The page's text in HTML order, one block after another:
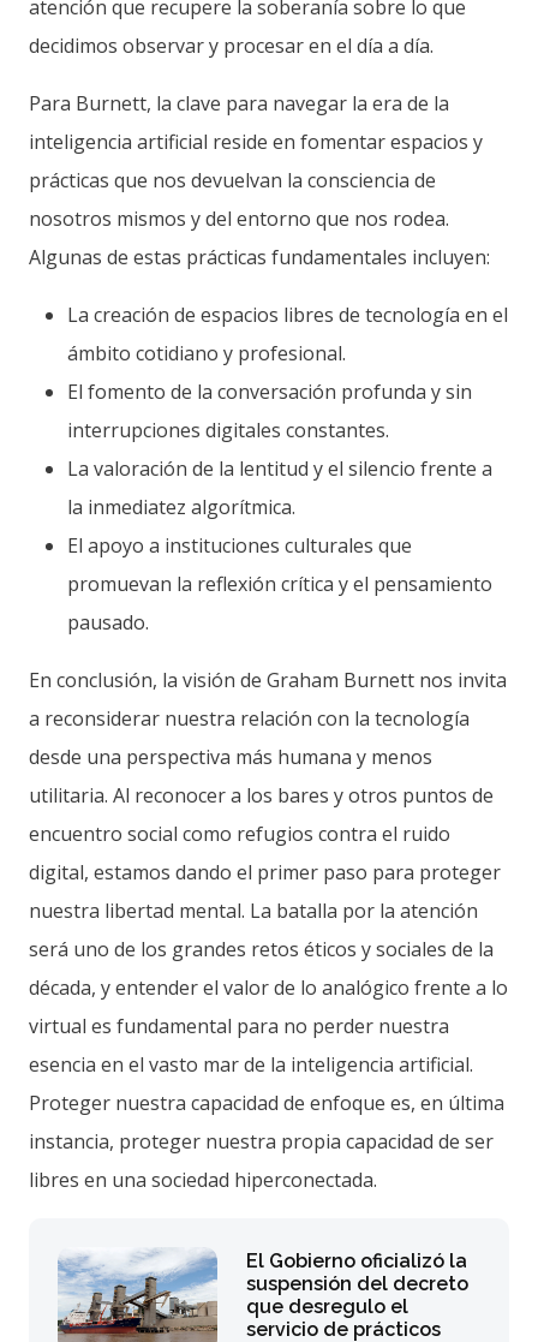
atención que recupere la soberanía sobre lo que
decidimos observar y procesar en el día a día.
Para Burnett, la clave para navegar la era de la
inteligencia artificial reside en fomentar espacios y
prácticas que nos devuelvan la consciencia de
nosotros mismos y del entorno que nos rodea.
Algunas de estas prácticas fundamentales incluyen:
La creación de espacios libres de tecnología en el
ámbito cotidiano y profesional.
El fomento de la conversación profunda y sin
interrupciones digitales constantes.
La valoración de la lentitud y el silencio frente a
la inmediatez algorítmica.
El apoyo a instituciones culturales que
promuevan la reflexión crítica y el pensamiento
pausado.
En conclusión, la visión de Graham Burnett nos invita
a reconsiderar nuestra relación con la tecnología
desde una perspectiva más humana y menos
utilitaria. Al reconocer a los bares y otros puntos de
encuentro social como refugios contra el ruido
digital, estamos dando el primer paso para proteger
nuestra libertad mental. La batalla por la atención
será uno de los grandes retos éticos y sociales de la
década, y entender el valor de lo analógico frente a lo
virtual es fundamental para no perder nuestra
esencia en el vasto mar de la inteligencia artificial.
Proteger nuestra capacidad de enfoque es, en última
instancia, proteger nuestra propia capacidad de ser
libres en una sociedad hiperconectada.
El Gobierno oficializó la
suspensión del decreto
que desregulo el
servicio de prácticos